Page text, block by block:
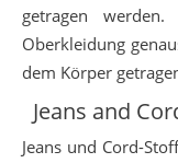
getragen
Oberkleidung
dem Körper
Jeans and
Jeans und Cord-